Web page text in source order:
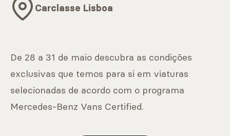
Carclasse Lisboa
De 28 a 31 de maio descubra as condições
exclusivas que temos para si em viaturas
selecionadas de acordo com o programa
Mercedes-Benz Vans Certified.